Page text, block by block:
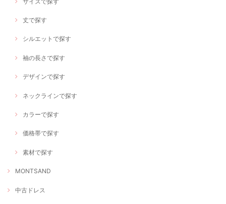
丈で探す
シルエットで探す
袖の長さで探す
デザインで探す
ネックラインで探す
カラーで探す
価格帯で探す
素材で探す
MONTSAND
中古ドレス